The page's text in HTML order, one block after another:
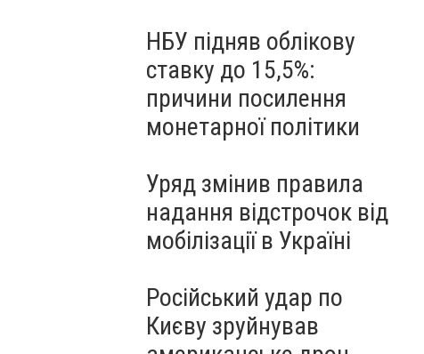
НБУ підняв облікову
ставку до 15,5%:
причини посилення
монетарної політики
Уряд змінив правила
надання відстрочок від
мобілізації в Україні
Російський удар по
Києву зруйнував